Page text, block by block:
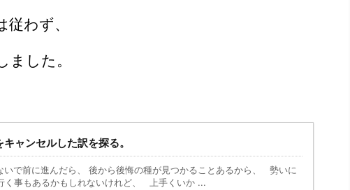
わず、
ました。
ャンセルした訳を探る。
で前に進んだら、 後から後悔の種が見つかることあるから、 勢いに
く事もあるかもしれないけれど、 上手くいか ...